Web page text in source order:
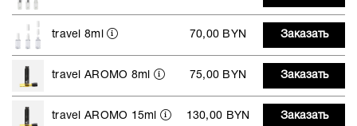
travel 8ml 70,00 BYN Заказать
travel AROMO 8ml 75,00 BYN Заказать
travel AROMO 15ml 130,00 BYN Заказать